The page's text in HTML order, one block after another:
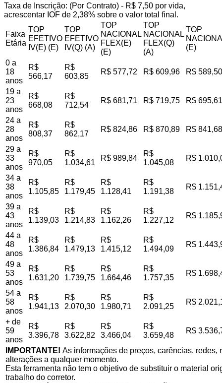
Taxa de Inscrição: (Por Contrato) - R$ 7,50 por vida,
acrescentar IOF de 2,38% sobre o valor total final.
Faixa
Etária
TOP
EFETIVO
IV(E) (E)
TOP
EFETIVO
IV(Q) (A)
TOP
NACIONAL
FLEX(E)
(E)
TOP
NACIONAL
FLEX(Q)
(A)
TOP
(E)
0 a
18
anos
R$
566,17
R$
603,85
R$ 577,72 R$ 609,96 R$ 589,50
19 a
23
anos
R$
668,08
R$
712,54
R$ 681,71 R$ 719,75 R$ 695,61
24 a
28
anos
R$
808,37
R$
862,17
R$ 824,86 R$ 870,89 R$ 841,68
29 a
33
anos
R$
970,05
R$
1.034,61
R$ 989,84
R$
1.045,08
R$
34 a
38
anos
R$
1.105,85
R$
1.179,45
R$
1.128,41
R$
1.191,38
R$
39 a
43
anos
R$
1.139,03
R$
1.214,83
R$
1.162,26
R$
1.227,12
R$
44 a
48
anos
R$
1.386,84
R$
1.479,13
R$
1.415,12
R$
1.494,09
R$
49 a
53
anos
R$
1.631,20
R$
1.739,75
R$
1.664,46
R$
1.757,35
R$
54 a
58
anos
R$
1.941,13
R$
2.070,30
R$
1.980,71
R$
2.091,25
R$
+ de
59
anos
R$
3.396,78
R$
3.622,82
R$
3.466,04
R$
3.659,48
R$
IMPORTANTE! As informações de preços, carências,
alterações a qualquer momento.
Esta ferramenta não tem o objetivo de substituir o material
trabalho do corretor.